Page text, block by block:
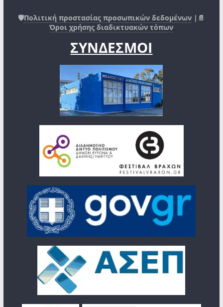
🛡️Πολιτική προστασίας προσωπικών δεδομένων |📄
Όροι χρήσης διαδικτυακών τόπων
ΣΥΝΔΕΣΜΟΙ